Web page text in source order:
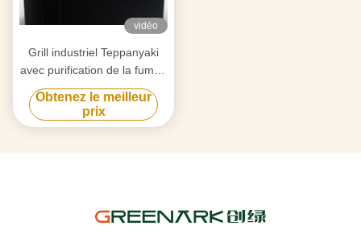
vidéo
Grill industriel Teppanyaki
avec purification de la fumée
par triple flux d'air et
technologie anti-obstruction
Obtenez le meilleur
prix